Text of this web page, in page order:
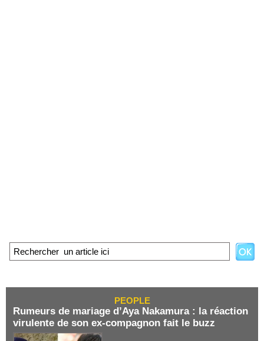
PEOPLE
Rumeurs de mariage d’Aya Nakamura : la réaction
virulente de son ex-compagnon fait le buzz